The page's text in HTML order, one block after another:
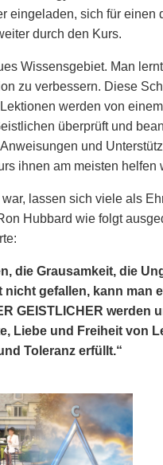
eingeladen, sich für einen
durch den Kurs.
Wissensgebiet. Man
zu verbessern. Diese
werden von
überprüft und
und
ihnen am meisten helfen
lassen sich viele als
Hubbard wie folgt
die Grausamkeit, die
nicht gefallen, kann man
GEISTLICHER werden
Liebe und Freiheit von
Toleranz erfüllt.“